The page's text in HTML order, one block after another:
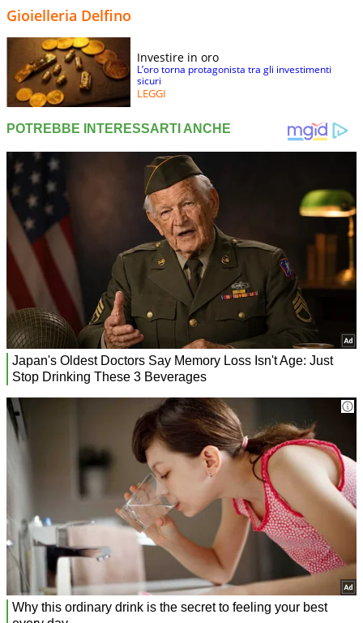
Gioielleria Delfino
Investire in oro
L’oro torna protagonista tra gli investimenti
sicuri
LEGGI